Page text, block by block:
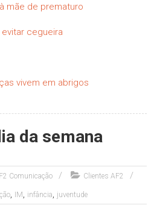
mãe de prematuro
cegueira
vivem em abrigos
da semana
Comunicação Clientes AF2
, IM, infância, juventude